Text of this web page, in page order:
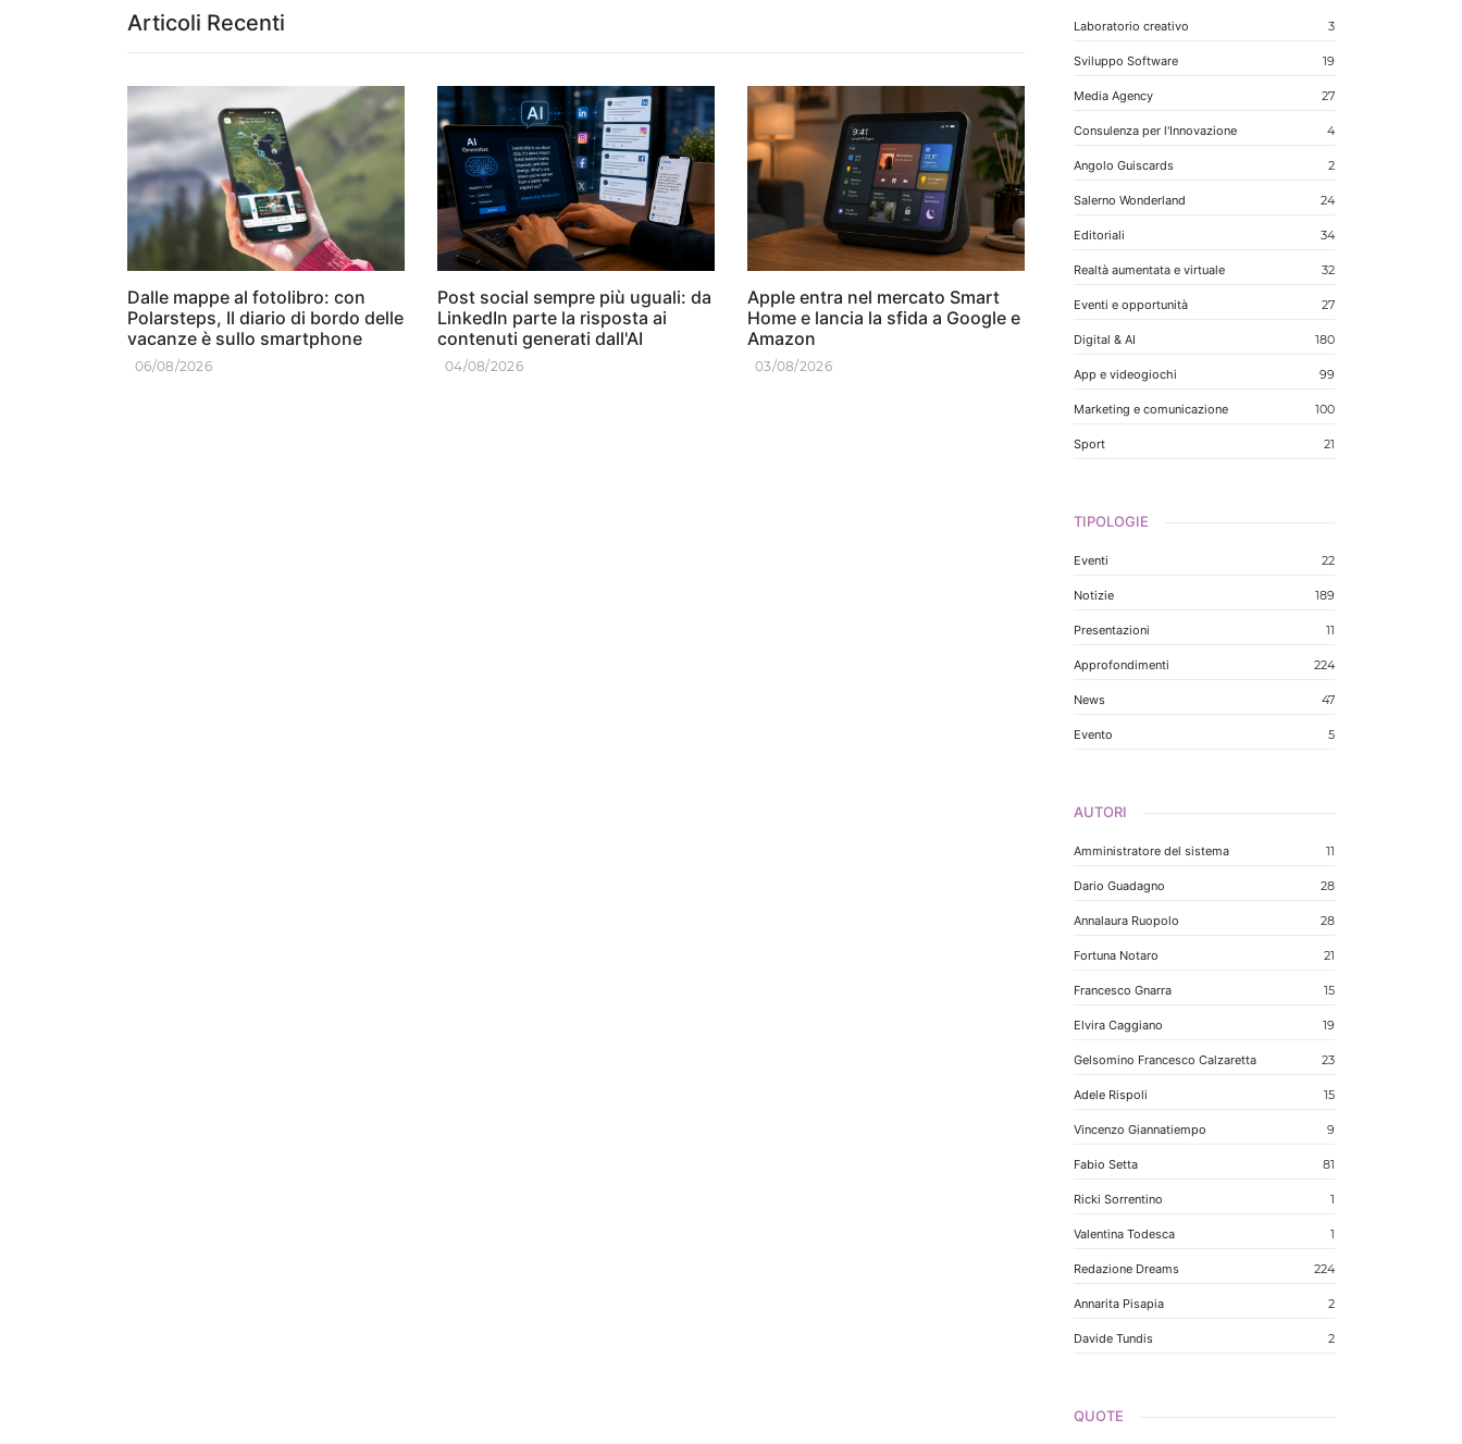
Articoli Recenti
Dalle mappe al fotolibro: con
Polarsteps, Il diario di bordo delle
vacanze è sullo smartphone
06/08/2026
Post social sempre più uguali: da
LinkedIn parte la risposta ai
contenuti generati dall'AI
04/08/2026
Apple entra nel mercato Smart
Home e lancia la sfida a Google e
Amazon
03/08/2026
Laboratorio creativo 3
Sviluppo Software 19
Media Agency 27
Consulenza per l'Innovazione 4
Angolo Guiscards 2
Salerno Wonderland 24
Editoriali 34
Realtà aumentata e virtuale 32
Eventi e opportunità 27
Digital & AI 180
App e videogiochi 99
Marketing e comunicazione 100
Sport 21
TIPOLOGIE
Eventi 22
Notizie 189
Presentazioni 11
Approfondimenti 224
News 47
Evento 5
AUTORI
Amministratore del sistema 11
Dario Guadagno 28
Annalaura Ruopolo 28
Fortuna Notaro 21
Francesco Gnarra 15
Elvira Caggiano 19
Gelsomino Francesco Calzaretta 23
Adele Rispoli 15
Vincenzo Giannatiempo 9
Fabio Setta 81
Ricki Sorrentino 1
Valentina Todesca 1
Redazione Dreams 224
Annarita Pisapia 2
Davide Tundis 2
QUOTE